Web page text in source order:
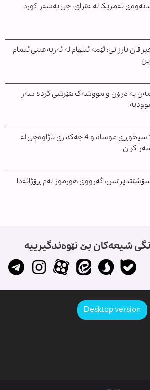
ئەمریکا لە عێراق، چی بەسەر کورد
بارزانی: ئێمە ئیلهام لە ئەربەعینی ئیمام
بە درۆن و مووشەک هێرشی کردە سەر
21 سیخوڕی موساد و 4 چەکداری ئاژاوەچی لە
کران
گەرووی هورموز لەم ڕۆژانەدا
شیعەکان بێ نێوەندگیرییە
Desktop version